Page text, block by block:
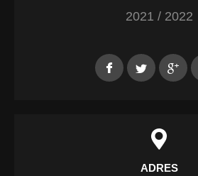
2021 / 2022
ADRES